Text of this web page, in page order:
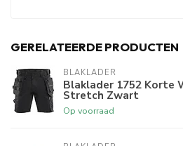
GERELATEERDE PRODUCTEN
BLAKLADER
Blaklader 1752 Korte
Stretch Zwart
Op voorraad